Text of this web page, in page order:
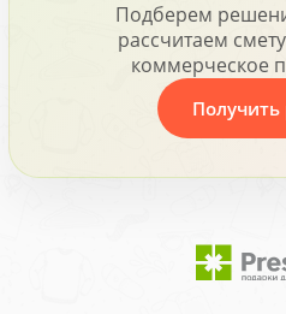
Подберем
рассчитаем
коммерческое
Получить